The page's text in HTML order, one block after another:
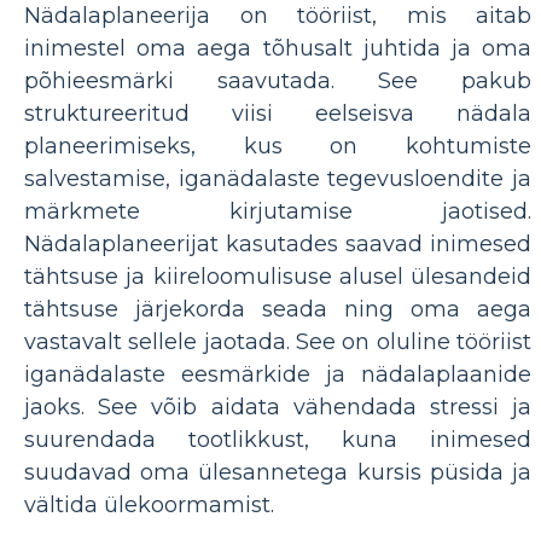
Nädalaplaneerija on tööriist, mis aitab
inimestel oma aega tõhusalt juhtida ja oma
põhieesmärki saavutada. See pakub
struktureeritud viisi eelseisva nädala
planeerimiseks, kus on kohtumiste
salvestamise, iganädalaste tegevusloendite ja
märkmete kirjutamise jaotised.
Nädalaplaneerijat kasutades saavad inimesed
tähtsuse ja kiireloomulisuse alusel ülesandeid
tähtsuse järjekorda seada ning oma aega
vastavalt sellele jaotada. See on oluline tööriist
iganädalaste eesmärkide ja nädalaplaanide
jaoks. See võib aidata vähendada stressi ja
suurendada tootlikkust, kuna inimesed
suudavad oma ülesannetega kursis püsida ja
vältida ülekoormamist.